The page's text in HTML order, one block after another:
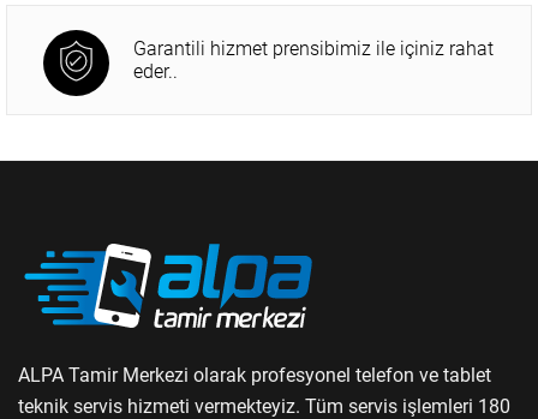
Garantili hizmet prensibimiz ile içiniz rahat
eder..
ALPA Tamir Merkezi olarak profesyonel telefon ve tablet
teknik servis hizmeti vermekteyiz. Tüm servis işlemleri 180